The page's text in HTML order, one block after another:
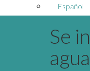
Español
Se